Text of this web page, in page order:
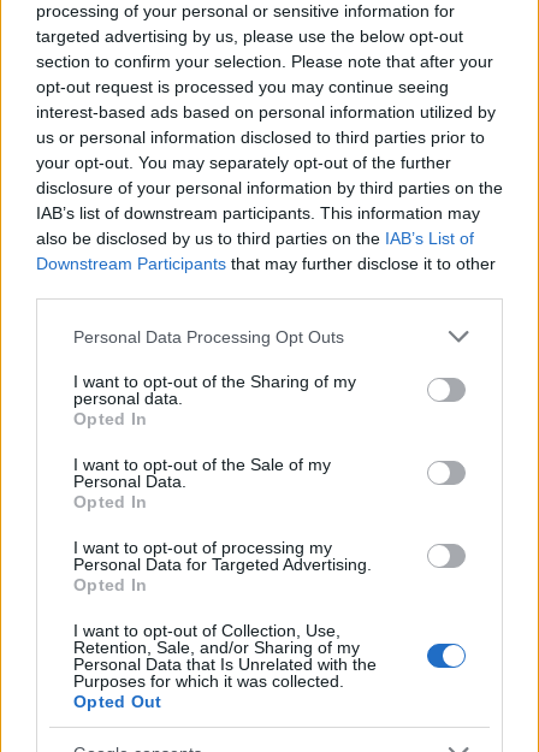
processing of your personal or sensitive information for
targeted advertising by us, please use the below opt-out
section to confirm your selection. Please note that after your
opt-out request is processed you may continue seeing
interest-based ads based on personal information utilized by
us or personal information disclosed to third parties prior to
your opt-out. You may separately opt-out of the further
disclosure of your personal information by third parties on the
IAB’s list of downstream participants. This information may
also be disclosed by us to third parties on the IAB’s List of
Downstream Participants that may further disclose it to other
Please note that this website/app uses one or more Google
not limited to your visit or usage behaviour. You may click to
grant or deny consent to Google and its third-party tags to
use your data for below specified purposes in below Google
consent section.
Personal Data Processing Opt Outs
I want to opt-out of the Sharing of my
personal data.
Opted In
I want to opt-out of the Sale of my
Personal Data.
Opted In
I want to opt-out of processing my
Personal Data for Targeted Advertising.
Opted In
I want to opt-out of Collection, Use,
Retention, Sale, and/or Sharing of my
Personal Data that Is Unrelated with the
Purposes for which it was collected.
Opted Out
4 οφέλη του καφέ
Μπορεί να σας βοηθήσει να ζήσετε
περισσότερο
Η κατανάλωση καφέ μπορεί να είναι το κλειδί για να
προσθέσει χρόνια στη ζωή σας. Έρευνες δείχνουν
ότι η κατανάλωση ενός έως τριών φλιτζανιών